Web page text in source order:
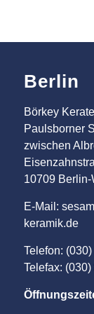
Berlin
Börkey
Paulsborner
zwischen
10709
E-Mail:
keramik.de
Telefon:
Telefax: